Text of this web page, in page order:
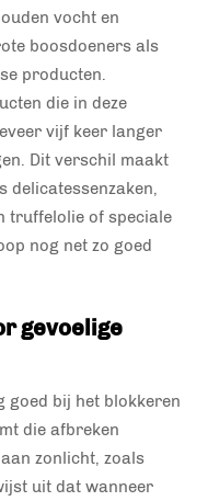
vocht en
boosdoeners als
producten.
die in deze
vijf keer langer
Dit verschil maakt
delicatessenzaken,
truffelolie of speciale
nog net zo goed
gevoelige
goed bij het blokkeren
die afbreken
zonlicht, zoals
uit dat wanneer